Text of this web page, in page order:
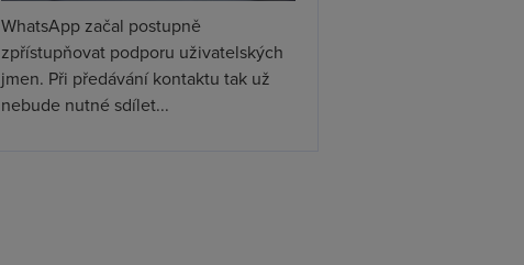
WhatsApp začal postupně
zpřístupňovat podporu uživatelských
jmen. Při předávání kontaktu tak už
nebude nutné sdílet...